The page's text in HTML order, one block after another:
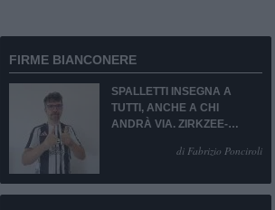
FIRME BIANCONERE
SPALLETTI INSEGNA A
TUTTI, ANCHE A CHI
ANDRÀ VIA. ZIRKZEE-
di Fabrizio Ponciroli